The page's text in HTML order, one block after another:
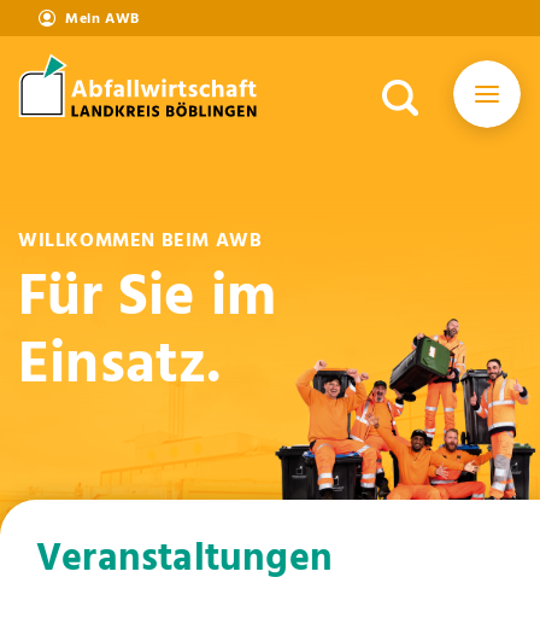
Mein AWB
WILLKOMMEN BEIM AWB
Für Sie im
Einsatz.
Veranstaltungen